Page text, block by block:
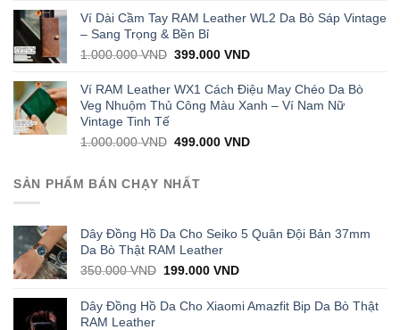
was:
1.000.000 VND.
is:
Ví Dài Cầm Tay RAM Leather WL2 Da Bò Sáp Vintage
– Sang Trọng & Bền Bỉ
1.000.000VND Original
was:
1.000.000 VND.
399.000VNDCurrent
is:
399.000 VND.
Ví RAM Leather WX1 Cách Điệu May Chéo Da Bò
Veg Nhuộm Thủ Công Màu Xanh – Ví Nam Nữ
Vintage Tinh Tế
1.000.000VND Original
was:
1.000.000 VND.
499.000VNDCurrent
SẢN PHẨM BÁN CHẠY NHẤT
Dây Đồng Hồ Da Cho Seiko 5 Quân Đội Bản 37mm
Da Bò Thật RAM Leather
350.000VND Original
was:
199.000VNDCurrent
is:
199.000 VND.
Dây Đồng Hồ Da Cho Xiaomi Amazfit Bip Da Bò Thật
RAM Leather